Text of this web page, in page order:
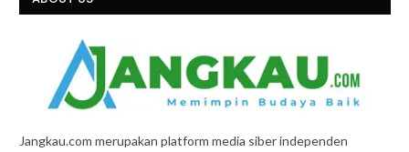
Jangkau.com merupakan platform media siber independen